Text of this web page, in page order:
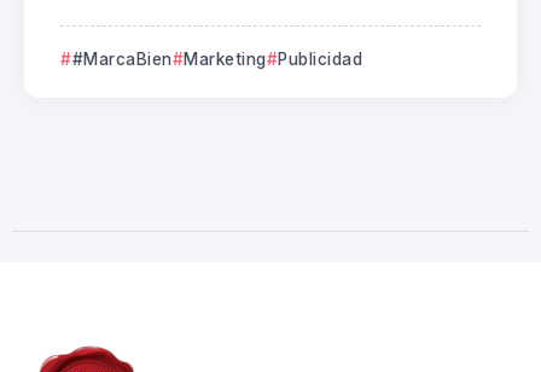
#MarcaBien Marketing Publicidad